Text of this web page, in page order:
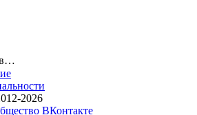
2026